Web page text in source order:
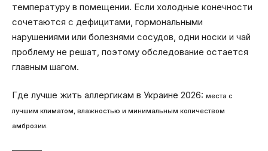
температуру в помещении. Если холодные конечности
сочетаются с дефицитами, гормональными
нарушениями или болезнями сосудов, одни носки и чай
проблему не решат, поэтому обследование остается
главным шагом.
Где лучше жить аллергикам в Украине 2026: места с
лучшим климатом, влажностью и минимальным количеством
амброзии.